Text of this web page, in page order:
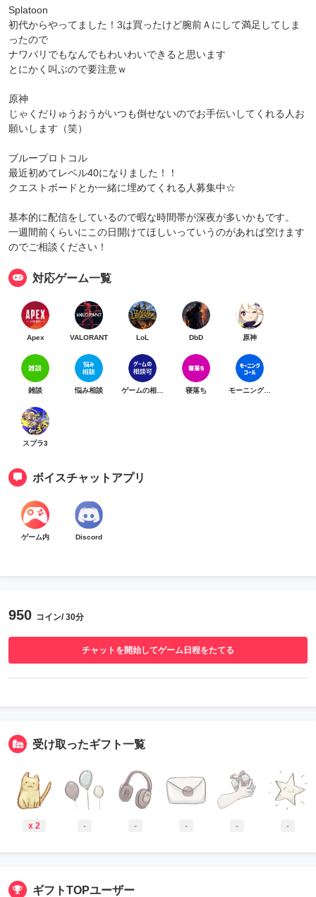
Splatoon
初代からやってました！3は買ったけど腕前Ａにして満足してしま
ったので
ナワバリでもなんでもわいわいできると思います
とにかく叫ぶので要注意ｗ
原神
じゃくだりゅうおうがいつも倒せないのでお手伝いしてくれる人お
願いします（笑）
ブループロトコル
最近初めてレベル40になりました！！
クエストボードとか一緒に埋めてくれる人募集中☆
基本的に配信をしているので暇な時間帯が深夜が多いかもです。
一週間前くらいにこの日開けてほしいっていうのがあれば空けます
のでご相談ください！
対応ゲーム一覧
Apex VALORANT LoL DbD 原神
雑談 悩み相談 寝落ち モーニングコール
スプラ3
ボイスチャットアプリ
ゲーム内 Discord
950 コイン/ 30分
チャットを開始してゲーム日程をたてる
受け取ったギフト一覧
x 2 - - - - -
ギフトTOPユーザー